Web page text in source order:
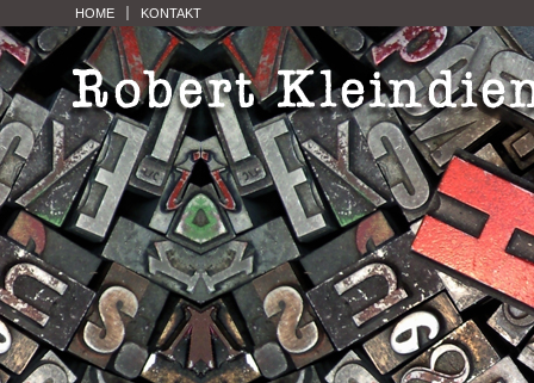
HOME KONTAKT